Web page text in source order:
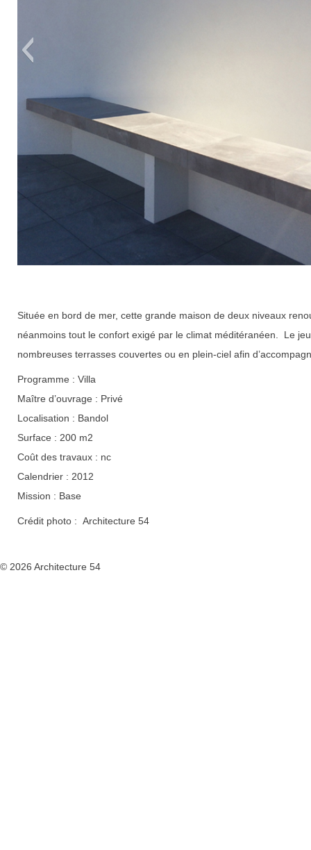
Située en bord de mer, cette grande maison de deux niveaux
néanmoins tout le confort exigé par le climat méditéranéen. Le
nombreuses terrasses couvertes ou en plein-ciel afin
Programme : Villa
Maître d’ouvrage : Privé
Localisation : Bandol
Surface : 200 m2
Coût des travaux : nc
Calendrier : 2012
Mission : Base
Crédit photo : Architecture 54
© 2026 Architecture 54